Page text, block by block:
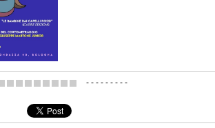
- - - - - - - - -